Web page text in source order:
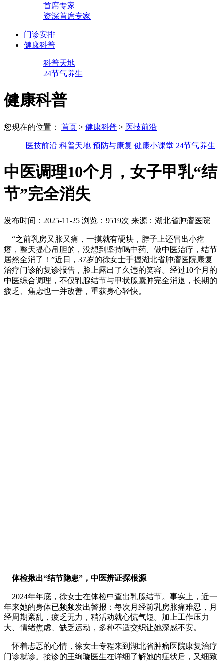
首席专家
资深首席专家
门诊安排
健康科普
科普天地
24节气养生
健康科普
您现在的位置： 首页 > 健康科普 > 医技前沿
医技前沿 科普天地 预防与康复 健康小课堂 24节气养生
中医调理10个月，女子甲乳“结
节”完全消失
发布时间：2025-11-25 浏览：9519次 来源：湖北省肿瘤医院
“之前乳房又胀又痛，一摸就有硬块，脖子上还冒出小疙
瘩，整天提心吊胆的，没想到坚持喝中药、做中医治疗，结节
居然全消了！”近日，37岁的徐女士手握湖北省肿瘤医院康复
治疗门诊的复诊报告，脸上露出了久违的笑容。经过10个月的
中医综合调理，不仅乳腺结节与甲状腺囊肿完全消退，长期的
疲乏、焦虑也一并改善，重获身心轻快。
体检揪出“结节隐患”，中医辨证探根源
2024年年底，徐女士在体检中查出乳腺结节。事实上，近一
年来她的身体已频频发出警报：每次月经前乳房胀痛难忍，月
经周期紊乱，疲乏无力，稍活动就心慌气短。加上工作压力
大、情绪焦虑、缺乏运动，多种不适交织让她深感不安。
怀着忐忑的心情，徐女士专程来到湖北省肿瘤医院康复治疗
门诊就诊。接诊的王绚璇医生在详细了解她的症状后，又细致